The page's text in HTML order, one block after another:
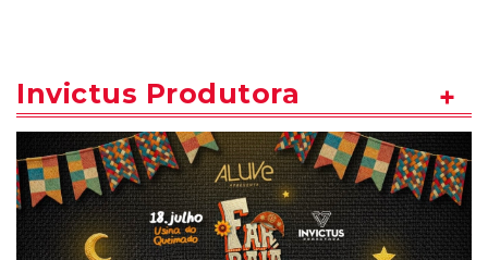
Invictus Produtora